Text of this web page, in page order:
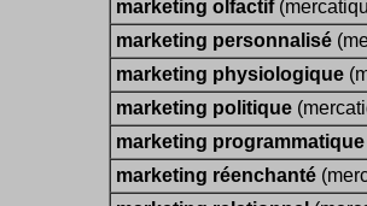
marketing olfactif
marketing personnalisé
marketing physiologique
marketing politique
marketing programmatique
marketing réenchanté